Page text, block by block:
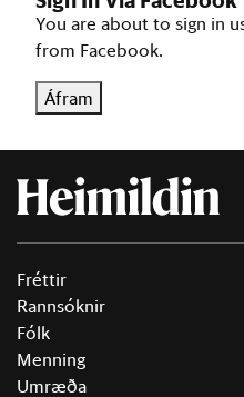
You are about to sign in
from Facebook.
Áfram
Fréttir
Rannsóknir
Fólk
Menning
Umræða